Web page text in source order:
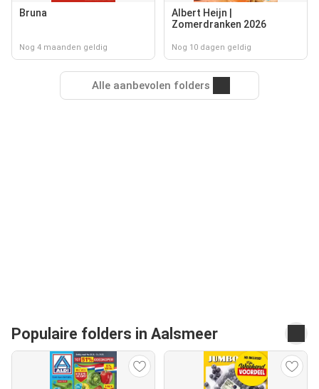
Bruna
Nog 4 maanden geldig
Albert Heijn |
Zomerdranken 2026
Nog 10 dagen geldig
Alle aanbevolen folders
Populaire folders in Aalsmeer